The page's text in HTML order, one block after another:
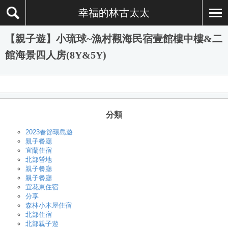
幸福的林古太太
【親子遊】小琉球~漁村觀海民宿壹館樓中樓&二
館海景四人房(8Y&5Y)
分類
2023春節環島遊
親子餐廳
宜蘭住宿
北部營地
親子餐廳
親子餐廳
宜花東住宿
分享
森林小木屋住宿
北部住宿
北部親子遊